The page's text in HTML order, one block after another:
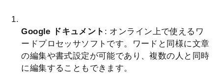
Google ドキュメント : オンライン上で使えるワ
ードプロセッサソフトです。ワードと同様に文章
の編集や書式設定が可能であり、複数の人と同時
に編集することもできます。